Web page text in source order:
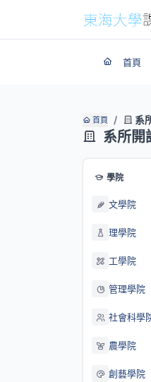
首頁
首頁 系
系所開
學院
文學院
理學院
工學院
管理學院
社會科學
農學院
創藝學院